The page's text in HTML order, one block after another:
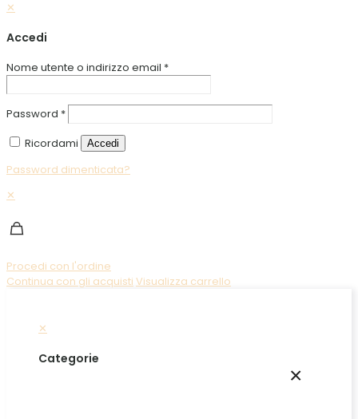
✕
Accedi
Nome utente o indirizzo email *
Password *
Ricordami
Accedi
Password dimenticata?
✕
Procedi con l'ordine
Continua con gli acquisti Visualizza carrello
✕
×
Categorie